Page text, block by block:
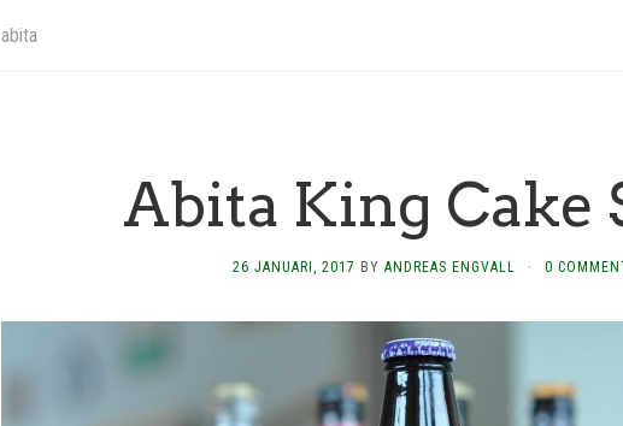
abita
Abita King Cake
26 JANUARI, 2017 BY ANDREAS ENGVALL · 0